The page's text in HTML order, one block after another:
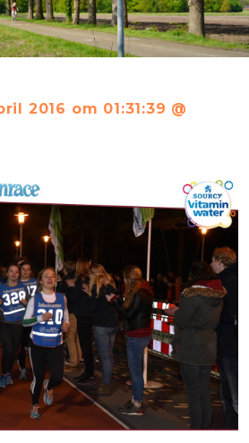
2016 om 01:31:39 @